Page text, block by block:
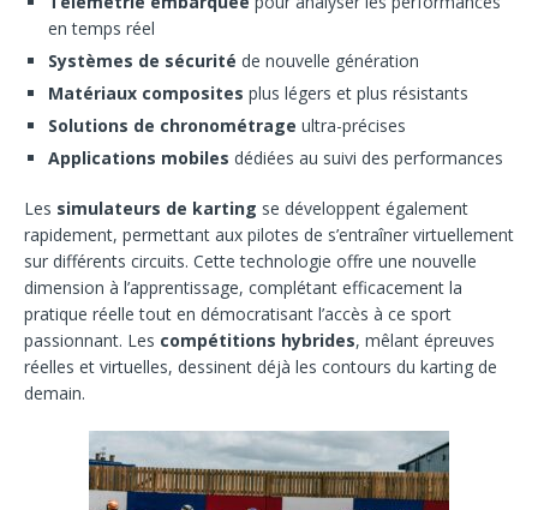
en temps réel
Systèmes de sécurité de nouvelle génération
Matériaux composites plus légers et plus résistants
Solutions de chronométrage ultra-précises
Applications mobiles dédiées au suivi des performances
Les simulateurs de karting se développent également
rapidement, permettant aux pilotes de s’entraîner virtuellement
sur différents circuits. Cette technologie offre une nouvelle
dimension à l’apprentissage, complétant efficacement la
pratique réelle tout en démocratisant l’accès à ce sport
passionnant. Les compétitions hybrides, mêlant épreuves
réelles et virtuelles, dessinent déjà les contours du karting de
demain.